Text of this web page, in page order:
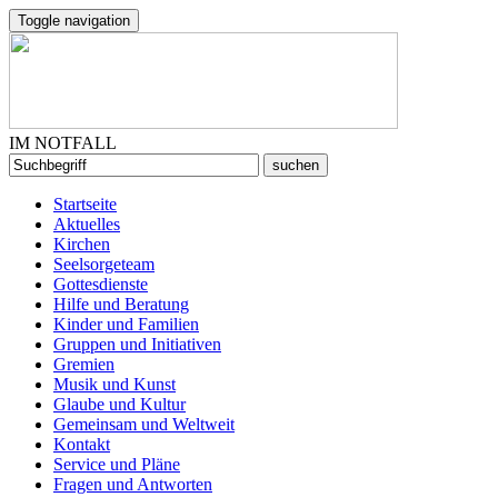
Toggle navigation
IM NOTFALL
Startseite
Aktuelles
Kirchen
Seelsorgeteam
Gottesdienste
Hilfe und Beratung
Kinder und Familien
Gruppen und Initiativen
Gremien
Musik und Kunst
Glaube und Kultur
Gemeinsam und Weltweit
Kontakt
Service und Pläne
Fragen und Antworten